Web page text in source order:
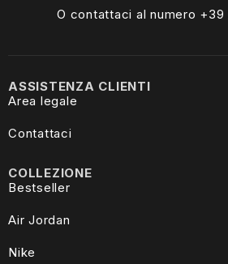
O contattaci al numero +39
COLLEZIONE
Bestseller
Air Jordan
Nike
ASSISTENZA CLIENTI
Area legale
Contattaci